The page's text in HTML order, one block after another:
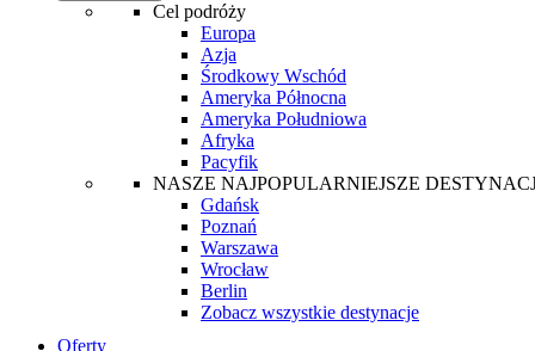
Cel podróży
Europa
Azja
Środkowy Wschód
Ameryka Północna
Ameryka Południowa
Afryka
Pacyfik
NASZE NAJPOPULARNIEJSZE
Gdańsk
Poznań
Warszawa
Wrocław
Berlin
Zobacz wszystkie destynacje
Oferty